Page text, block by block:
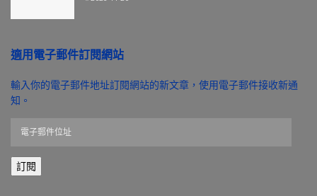
適用電子郵件訂閱網站
輸入你的電子郵件地址訂閱網站的新文章，使用電子郵件接收新通
知。
郵
件訂閱